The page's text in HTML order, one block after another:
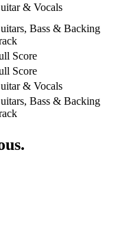
& Vocals
Bass & Backing
Score
Score
& Vocals
Bass & Backing